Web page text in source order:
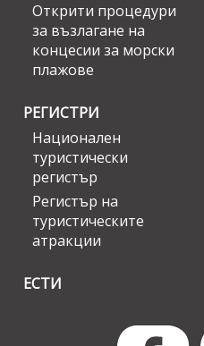
Открити процедури
за възлагане на
концесии за морски
плажове
РЕГИСТРИ
Национален
туристически
регистър
Регистър на
туристическите
атракции
ЕСТИ